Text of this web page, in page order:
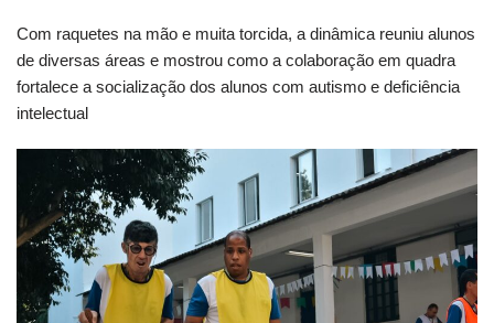
Com raquetes na mão e muita torcida, a dinâmica reuniu alunos
de diversas áreas e mostrou como a colaboração em quadra
fortalece a socialização dos alunos com autismo e deficiência
intelectual